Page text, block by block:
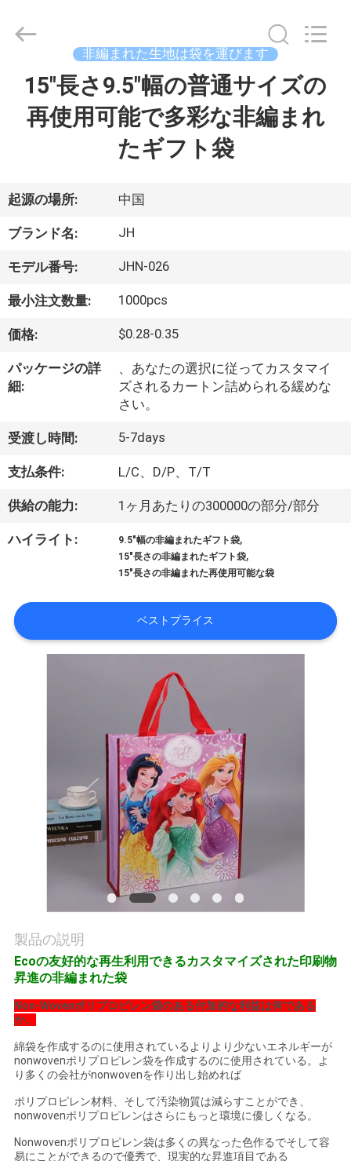
私
達
に
つ
て
工
場
旅
行
質
さ
い
ニ
ュ
ー
ス
2021
Material
非編まれた生地は袋を運びます
15"長さ9.5"幅の普通サイズの
再使用可能で多彩な非編まれ
たギフト袋
起源の場所: 中国
ブランド名: JH
モデル番号: JHN-026
最小注文数量: 1000pcs
価格: $0.28-0.35
パッケージの詳
細:
、あなたの選択に従ってカスタマイ
ズされるカートン詰められる緩めな
さい。
受渡し時間: 5-7days
支払条件: L/C、D/P、T/T
供給の能力: 1ヶ月あたりの300000の部分/部分
ハイライト: 9.5"幅の非編まれたギフト袋,
15"長さの非編まれたギフト袋,
15"長さの非編まれた再使用可能な袋
ベストプライス
製品の説明
Ecoの友好的な再生利用できるカスタマイズされた印刷物
昇進の非編まれた袋
Non-Wovenポリプロピレン袋のある付加的な利益は何である
か。
綿袋を作成するのに使用されているよりより少ないエネルギーが
nonwovenポリプロピレン袋を作成するのに使用されている。よ
り多くの会社がnonwovenを作り出し始めれば
ポリプロピレン材料、そして汚染物質は減らすことができ、
nonwovenポリプロピレンはさらにもっと環境に優しくなる。
Nonwovenポリプロピレン袋は多くの異なった色作るでそして容
易にことができるので優秀で、現実的な昇進項目である